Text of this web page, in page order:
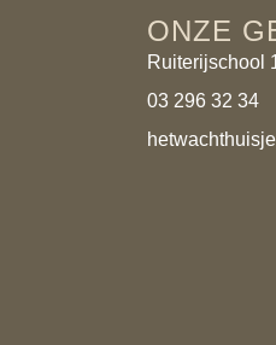
ONZE
Ruiterijschool
03 296 32 34